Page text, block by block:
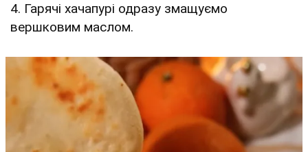
4. Гарячі хачапурі одразу змащуємо
вершковим маслом.